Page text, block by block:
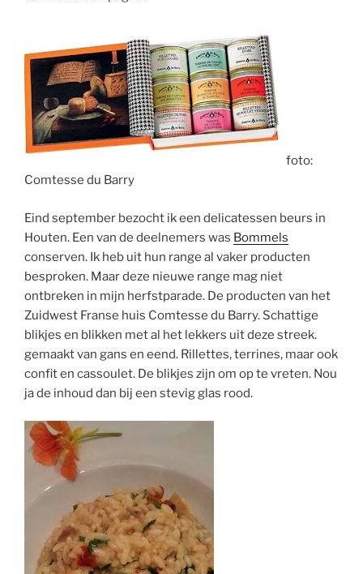
foto:
Comtesse du Barry
Eind september bezocht ik een delicatessen beurs in
Houten. Een van de deelnemers was Bommels
conserven. Ik heb uit hun range al vaker producten
besproken. Maar deze nieuwe range mag niet
ontbreken in mijn herfstparade. De producten van het
Zuidwest Franse huis Comtesse du Barry. Schattige
blikjes en blikken met al het lekkers uit deze streek.
gemaakt van gans en eend. Rillettes, terrines, maar ook
confiten cassoulet. De blikjes zijn om op te vreten. Nou
ja de inhoud dan bij een stevig glas rood.